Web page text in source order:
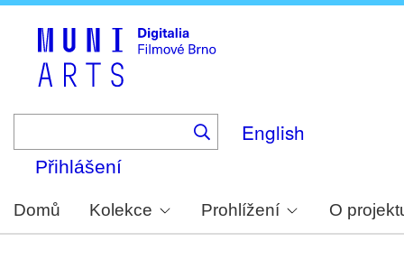
English
Přihlášení
Domů Kolekce Prohlížení O